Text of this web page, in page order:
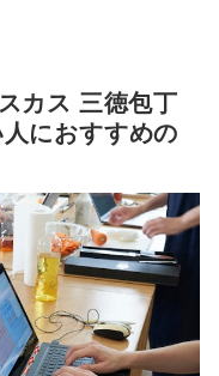
カス 三徳包丁
におすすめの